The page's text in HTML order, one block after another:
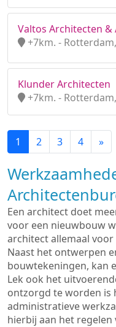
Valtos Architecten &
+7km. -
Klunder Architecten
+7km. -
1 2 3 4 »
Een architect doet
voor een nieuwbouw
architect allemaal voor
Naast het ontwerpen
bouwtekeningen, kan
Lek ook het
ontzorgd te worden is
administratieve
hierbij aan het